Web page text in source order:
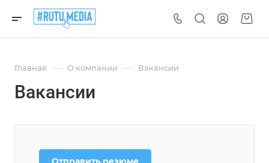
Главная — О компании — Вакансии
Вакансии